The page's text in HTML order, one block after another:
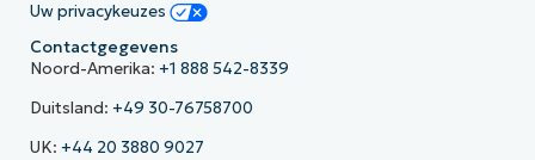
Uw privacykeuzes
Contactgegevens
Noord-Amerika: +1 888 542-8339
Duitsland: +49 30-76758700
UK: +44 20 3880 9027